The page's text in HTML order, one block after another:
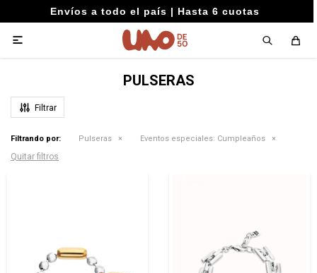
Envíos a todo el país | Hasta 6 cuotas

PULSERAS
Filtrando por: Pulseras Eventos especiales: Cumpleaños
Quitar filtros